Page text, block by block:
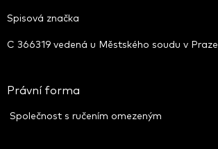
Spisová značka
C 366319 vedená u Městského soudu v Praze
Právní forma
Společnost s ručením omezeným